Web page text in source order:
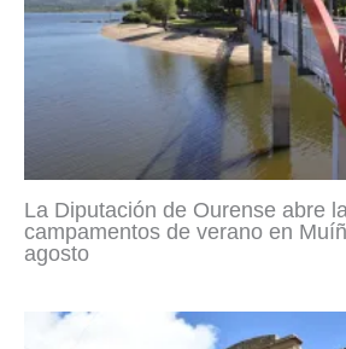
La Diputación de Ourense abre
campamentos de verano en
agosto